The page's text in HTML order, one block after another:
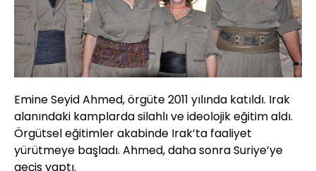
Emine Seyid Ahmed, örgüte 2011 yılında katıldı. Irak
alanındaki kamplarda silahlı ve ideolojik eğitim aldı.
Örgütsel eğitimler akabinde Irak’ta faaliyet
yürütmeye başladı. Ahmed, daha sonra Suriye’ye
geçiş yaptı.